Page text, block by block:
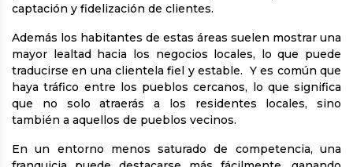
captación y fidelización de clientes.
Además los habitantes de estas áreas suelen mostrar una
mayor lealtad hacia los negocios locales, lo que puede
traducirse en una clientela fiel y estable. Y es común que
haya tráfico entre los pueblos cercanos, lo que significa
que no solo atraerás a los residentes locales, sino
también a aquellos de pueblos vecinos.
En un entorno menos saturado de competencia, una